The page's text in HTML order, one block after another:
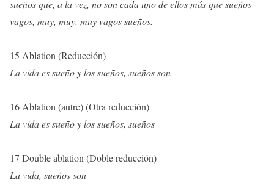
sueños que, a la vez, no son cada uno de ellos más que sueños
vagos, muy, muy, muy vagos sueños.
15 Ablation (Reducción)
La vida es sueño y los sueños, sueños son
16 Ablation (autre) (Otra reducción)
La vida es sueño y los sueños, sueños
17 Double ablation (Doble reducción)
La vida, sueños son